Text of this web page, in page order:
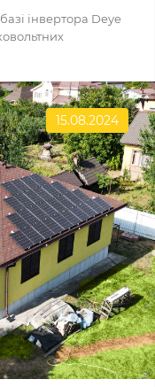
інвертора Deye
15.08.2024